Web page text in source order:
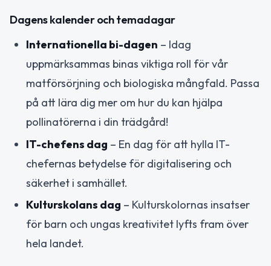
Dagens kalender och temadagar
Internationella bi-dagen – Idag
uppmärksammas binas viktiga roll för vår
matförsörjning och biologiska mångfald. Passa
på att lära dig mer om hur du kan hjälpa
pollinatörerna i din trädgård!
IT-chefens dag – En dag för att hylla IT-
chefernas betydelse för digitalisering och
säkerhet i samhället.
Kulturskolans dag – Kulturskolornas insatser
för barn och ungas kreativitet lyfts fram över
hela landet.